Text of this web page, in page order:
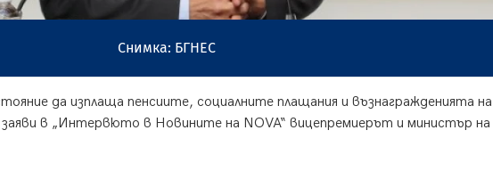
Снимка: БГНЕС
да изплаща пенсиите, социалните плащания и възнагражденията на
в „Интервюто в Новините на NOVA“ вицепремиерът и министър на